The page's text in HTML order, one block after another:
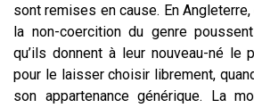
sont remises en cause. En
la non-coercition du genre
qu’ils donnent à leur nouveau-né le
pour le laisser choisir librement,
son appartenance générique. La